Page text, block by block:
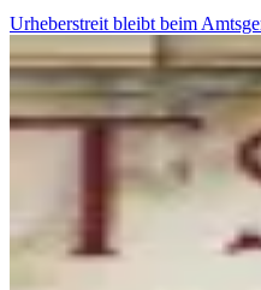
Urheberstreit bleibt beim